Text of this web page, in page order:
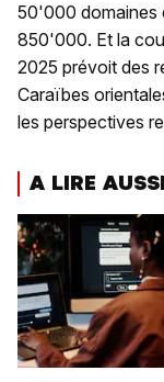
50'000 domaines
850'000. Et la
2025 prévoit des
Caraïbes
les perspectives
A LIRE AUSSI